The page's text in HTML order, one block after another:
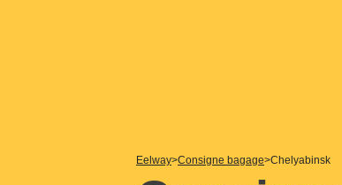
Eelway Consigne bagage Chelyabinsk